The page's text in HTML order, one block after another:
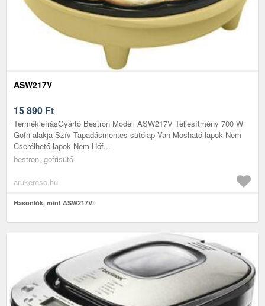
ASW217V
15 890 Ft
TermékleírásGyártó Bestron Modell ASW217V Teljesítmény 700 W
Gofri alakja Szív Tapadásmentes sütőlap Van Mosható lapok Nem
Cserélhető lapok Nem Hőf...
bestron, gofrisütő
arukereso.hu
Hasonlók, mint ASW217V